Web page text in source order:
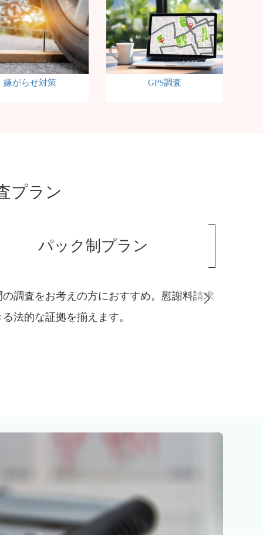
嫌がらせ対策 GPS調査
プラン
成功報酬制プラン
の行動が不明な方におすすめ。証拠が撮れな
本料金のみで調査します。